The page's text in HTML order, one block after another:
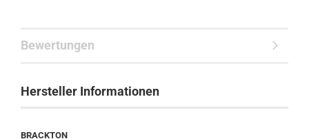
Bewertungen
Hersteller Informationen
BRACKTON